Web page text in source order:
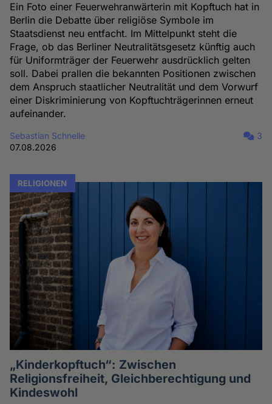
Ein Foto einer Feuerwehranwärterin mit Kopftuch hat in
Berlin die Debatte über religiöse Symbole im
Staatsdienst neu entfacht. Im Mittelpunkt steht die
Frage, ob das Berliner Neutralitätsgesetz künftig auch
für Uniformträger der Feuerwehr ausdrücklich gelten
soll. Dabei prallen die bekannten Positionen zwischen
dem Anspruch staatlicher Neutralität und dem Vorwurf
einer Diskriminierung von Kopftuchträgerinnen erneut
aufeinander.
Sebastian Schnelle
07.08.2026
3
RELIGIONEN
„Kinderkopftuch“: Zwischen
Religionsfreiheit, Gleichberechtigung und
Kindeswohl